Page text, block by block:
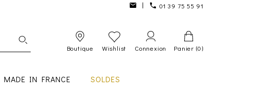
01 39 75 55 91
Boutique Wishlist Connexion Panier (0)
MADE IN FRANCE SOLDES